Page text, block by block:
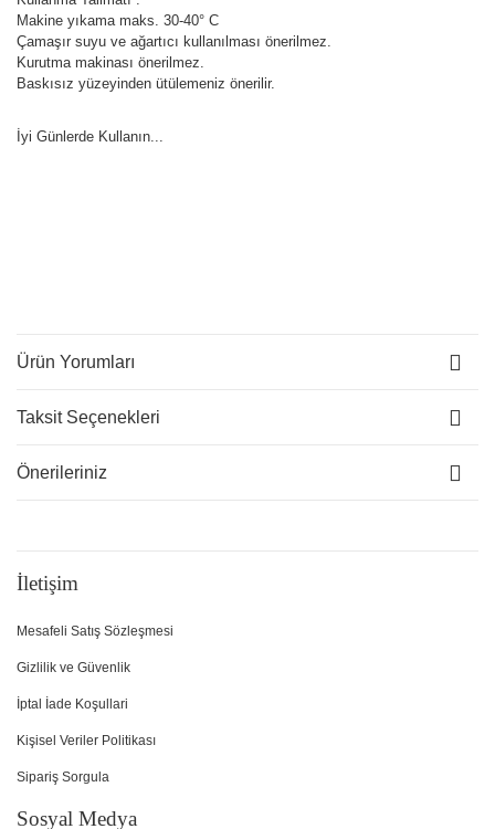
Makine yıkama maks. 30-40° C
Çamaşır suyu ve ağartıcı kullanılması önerilmez.
Kurutma makinası önerilmez.
Baskısız yüzeyinden ütülemeniz önerilir.
İyi Günlerde Kullanın...
Ürün Yorumları
Taksit Seçenekleri
Önerileriniz
İletişim
Mesafeli Satış Sözleşmesi
Gizlilik ve Güvenlik
İptal İade Koşullari
Kişisel Veriler Politikası
Sipariş Sorgula
Sosyal Medya